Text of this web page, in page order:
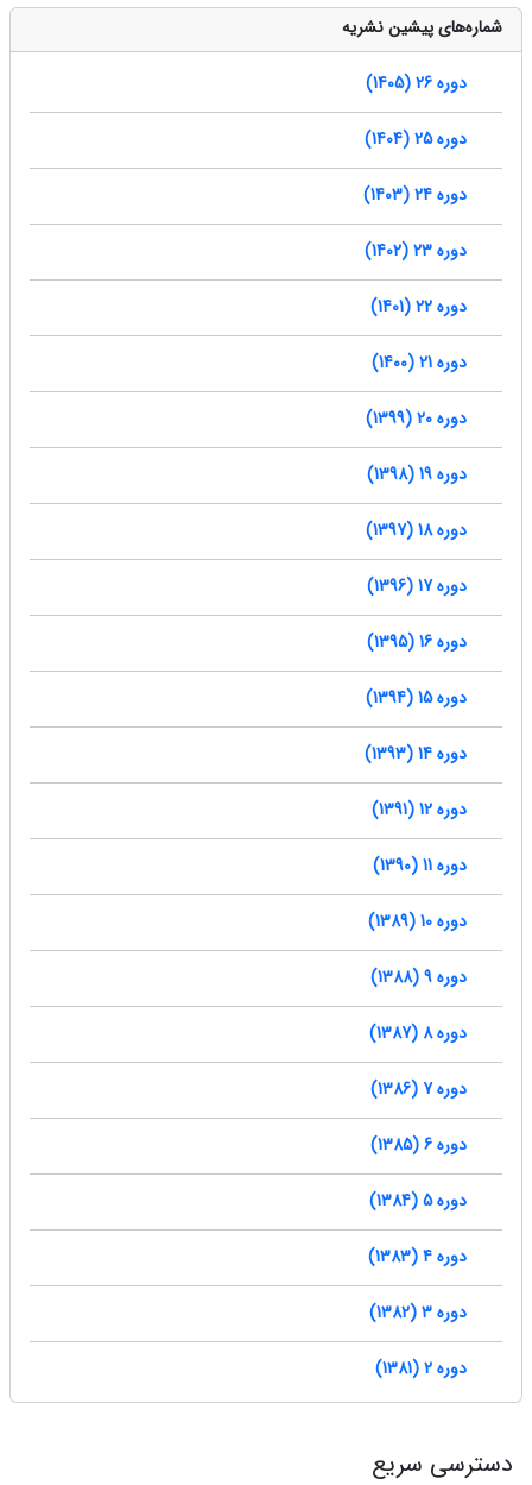
شماره‌های پیشین نشریه
دوره 26 (1405)
دوره 25 (1404)
دوره 24 (1403)
دوره 23 (1402)
دوره 22 (1401)
دوره 21 (1400)
دوره 20 (1399)
دوره 19 (1398)
دوره 18 (1397)
دوره 17 (1396)
دوره 16 (1395)
دوره 15 (1394)
دوره 14 (1393)
دوره 12 (1391)
دوره 11 (1390)
دوره 10 (1389)
دوره 9 (1388)
دوره 8 (1387)
دوره 7 (1386)
دوره 6 (1385)
دوره 5 (1384)
دوره 4 (1383)
دوره 3 (1382)
دوره 2 (1381)
دسترسی سریع